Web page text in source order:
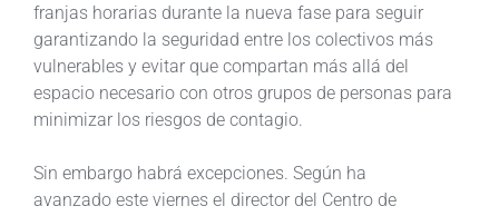
franjas horarias durante la nueva fase para seguir
garantizando la seguridad entre los colectivos más
vulnerables y evitar que compartan más allá del
espacio necesario con otros grupos de personas para
minimizar los riesgos de contagio.
Sin embargo habrá excepciones. Según ha
avanzado este viernes el director del Centro de